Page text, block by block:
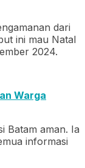
dari
ini mau Natal
2024.
Warga
Batam aman. Ia
informasi